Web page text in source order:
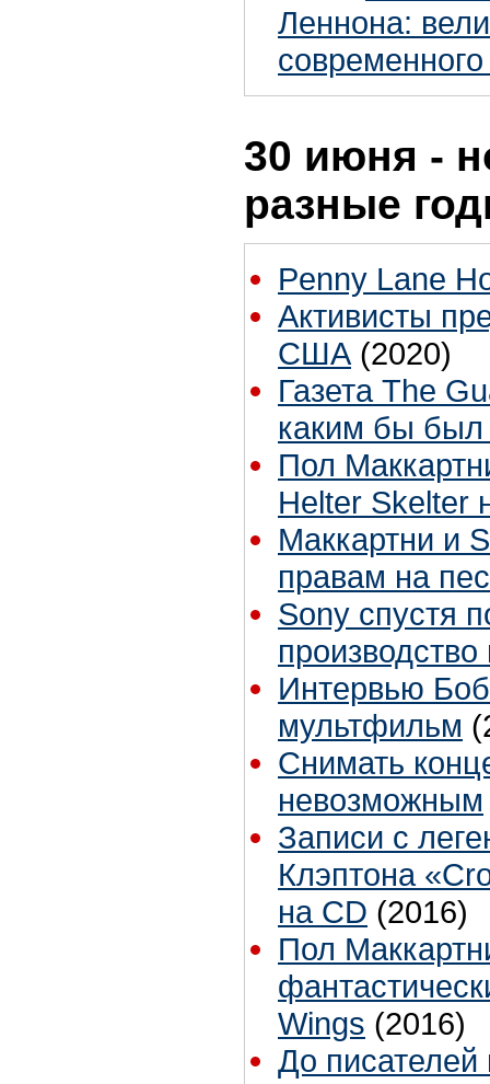
Леннона:
30 июня -
разные
Penny Lane
Активисты
США (2020)
Газета The
каким бы был
Пол
Helter Skelter
Маккартни и
правам на
Sony спустя
Интервью
мультфильм
Снимать
невозможным
Записи с
Клэптона
на CD (2016)
Пол
Wings (2016)
До писателей